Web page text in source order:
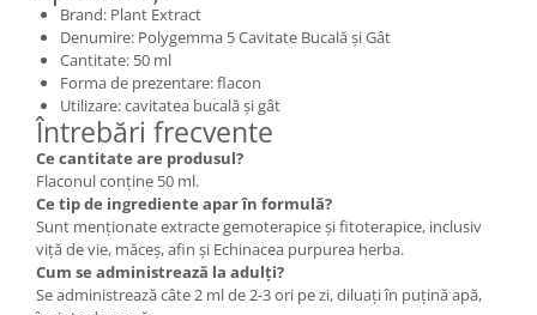
Brand: Plant Extract
Denumire: Polygemma 5 Cavitate Bucală și Gât
Cantitate: 50 ml
Forma de prezentare: flacon
Utilizare: cavitatea bucală și gât
Întrebări frecvente
Ce cantitate are produsul?
Flaconul conține 50 ml.
Ce tip de ingrediente apar în formulă?
Sunt menționate extracte gemoterapice și fitoterapice, inclusiv
viță de vie, măceș, afin și Echinacea purpurea herba.
Cum se administrează la adulți?
Se administrează câte 2 ml de 2-3 ori pe zi, diluați în puțină apă,